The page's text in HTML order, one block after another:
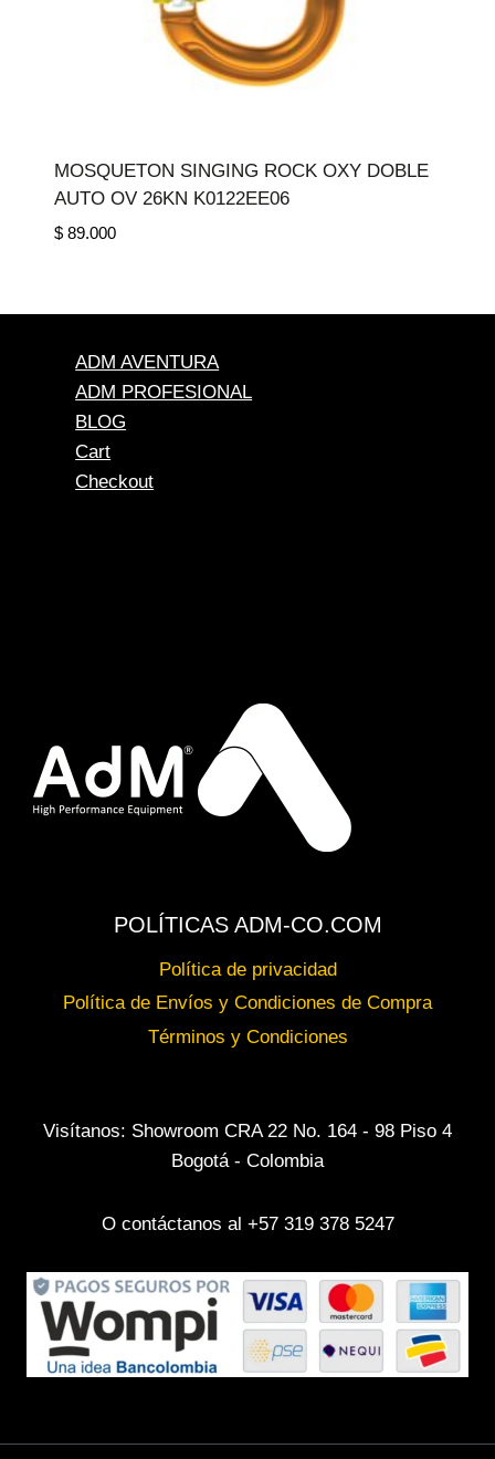
MOSQUETON SINGING ROCK OXY DOBLE
AUTO OV 26KN K0122EE06
$89.000
ADM AVENTURA
ADM PROFESIONAL
BLOG
Cart
Checkout
POLÍTICAS ADM-CO.COM
Política de privacidad
Política de Envíos y Condiciones de Compra
Términos y Condiciones
Visítanos: Showroom CRA 22 No. 164 - 98 Piso 4
Bogotá - Colombia
O contáctanos al +57 319 378 5247